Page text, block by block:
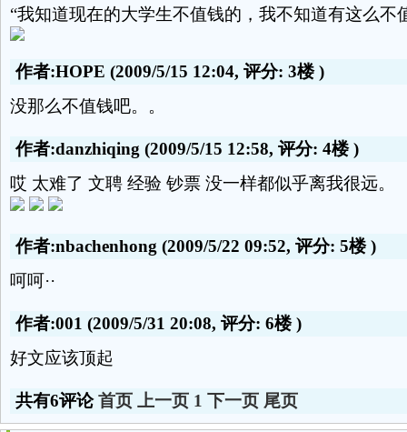
“我知道现在的大学生不值钱的，我不知道有这
作者:HOPE (2009/5/15 12:04, 评分: 3楼)
没那么不值钱吧。。
作者:danzhiqing (2009/5/15 12:58, 评分: 4楼)
哎 太难了 文聘 经验 钞票 没一样都似乎离我很远。
作者:nbachenhong (2009/5/22 09:52, 评分: 5楼)
呵呵··
作者:001 (2009/5/31 20:08, 评分: 6楼)
好文应该顶起
共有6评论首页 上一页 1 下一页 尾页